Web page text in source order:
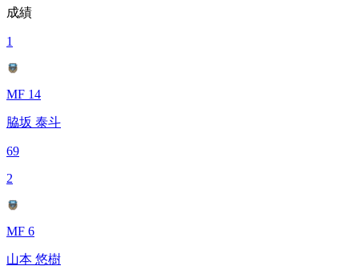
成績
1
MF 14
脇坂 泰斗
69
2
MF 6
山本 悠樹